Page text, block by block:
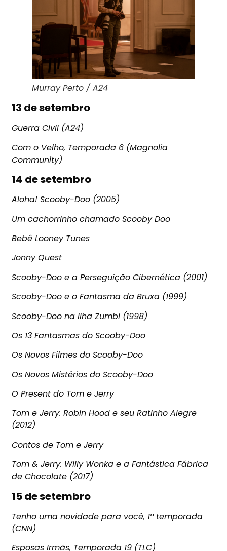
Murray Perto / A24
13 de setembro
Guerra Civil (A24)
Com o Velho, Temporada 6 (Magnolia
Community)
14 de setembro
Aloha! Scooby-Doo (2005)
Um cachorrinho chamado Scooby Doo
Bebê Looney Tunes
Jonny Quest
Scooby-Doo e a Perseguição Cibernética (2001)
Scooby-Doo e o Fantasma da Bruxa (1999)
Scooby-Doo na Ilha Zumbi (1998)
Os 13 Fantasmas do Scooby-Doo
Os Novos Filmes do Scooby-Doo
Os Novos Mistérios do Scooby-Doo
O Present do Tom e Jerry
Tom e Jerry: Robin Hood e seu Ratinho Alegre
(2012)
Contos de Tom e Jerry
Tom & Jerry: Willy Wonka e a Fantástica Fábrica
de Chocolate (2017)
15 de setembro
Tenho uma novidade para você, 1ª temporada
(CNN)
Esposas Irmãs, Temporada 19 (TLC)